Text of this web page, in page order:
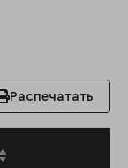
Распечатать